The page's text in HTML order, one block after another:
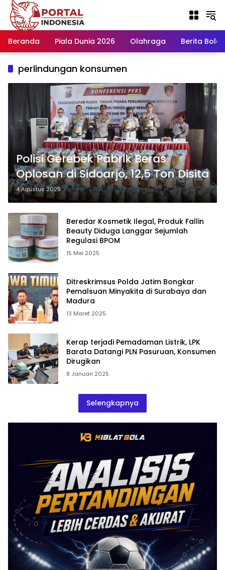
Langsung
konten
Beranda
Piala Dunia 2026 Olahraga Berita Bola
perlindungan konsumen
Polisi Gerebek Pabrik Beras
Oplosan di Sidoarjo, 12,5 Ton Disita
4 Agustus 2025
Beredar Kosmetik Ilegal, Produk Fallin
Beauty Diduga Langgar Sejumlah
Regulasi BPOM
15 Mei 2025
Ditreskrimsus Polda Jatim Bongkar
Pemalsuan Minyakita di Surabaya dan
Madura
13 Maret 2025
Kerap terjadi Pemadaman Listrik, LPK
Barata Datangi PLN Pasuruan, Konsumen
Dirugikan
8 Januari 2025
Selengkapnya